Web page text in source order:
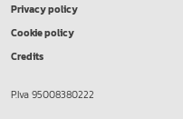
Privacy policy
Cookie policy
Credits
P.Iva 95008380222